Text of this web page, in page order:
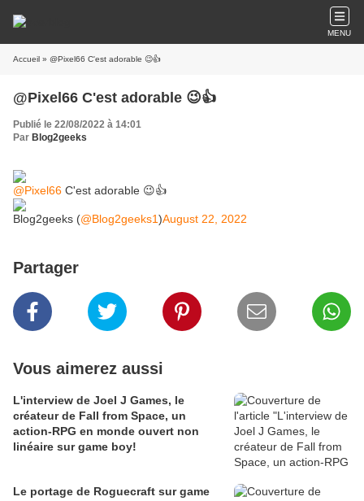
MENU
Accueil » @Pixel66 C'est adorable 😉👍
@Pixel66 C'est adorable 😉👍
Publié le 22/08/2022 à 14:01
Par Blog2geeks
@Pixel66 C'est adorable 😉👍
Blog2geeks (@Blog2geeks1)August 22, 2022
Partager
Vous aimerez aussi
L'interview de Joel J Games, le
créateur de Fall from Space, un
action-RPG en monde ouvert non
linéaire sur game boy!
Le portage de Roguecraft sur game